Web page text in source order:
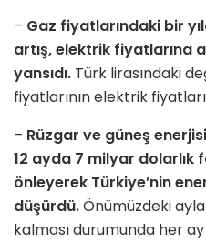
– Gaz fiyatlarındaki bir
artış, elektrik fiyatlarına
yansıdı. Türk lirasındaki
fiyatlarının elektrik
– Rüzgar ve güneş
12 ayda 7 milyar dolarlık
önleyerek Türkiye’nin
düşürdü.Önümüzdeki
kalması durumunda her